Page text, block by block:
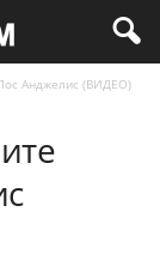
Анджелис (ВИДЕО)